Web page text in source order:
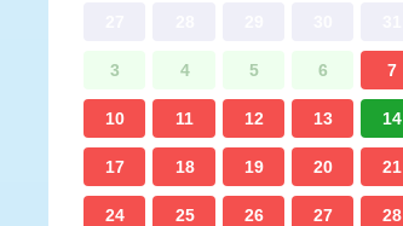
3 4 5 6 7
10 11 12 13 14
17 18 19 20 21
24 25 26 27 28